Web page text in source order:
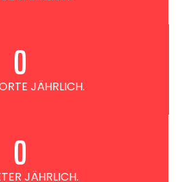
JÄHRLICH.
0
JÄHRLICH.
0